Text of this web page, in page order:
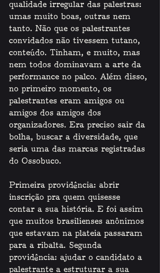
qualidade irregular das palestras:
umas muito boas, outras nem
tanto. Não que os palestrantes
convidados não tivessem tutano,
conteúdo. Tinham, e muito, mas
nem todos dominavam a arte da
performance no palco. Além disso,
no primeiro momento, os
palestrantes eram amigos ou
amigos dos amigos dos
organizadores. Era preciso sair da
bolha, buscar a diversidade, que
seria uma das marcas registradas
do Ossobuco.
Primeira providência: abrir
inscrição pra quem quisesse
contar a sua história. E foi assim
que muitos brasilienses anônimos
que estavam na plateia passaram
para a ribalta. Segunda
providência: ajudar o candidato a
palestrante a estruturar a sua